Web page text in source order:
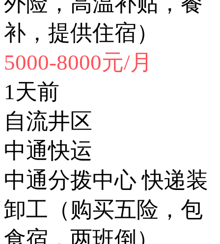
补，提供住宿）
5000-8000元/月
1天前
自流井区
中通快运
中通分拨中心 快递装
卸工（购买五险，包
食宿，两班倒）